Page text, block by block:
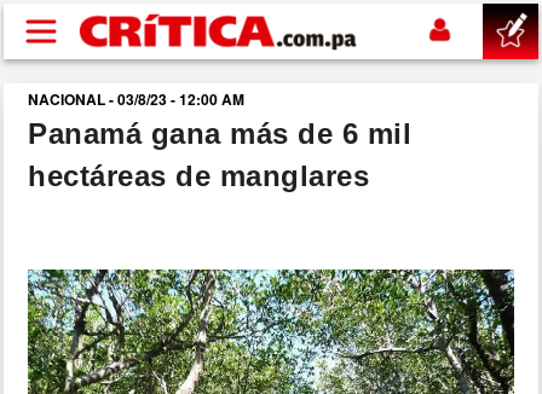
Pasar al contenido principal
buscar
SUCESOS
POLÍTICA
SHOW
NACIONAL - 03/8/23 - 12:00 AM
Panamá gana más de 6 mil
hectáreas de manglares